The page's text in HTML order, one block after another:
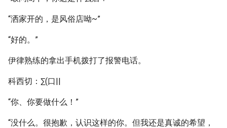
“洒家开的，是风俗店呦~”
“好的。”
伊律熟练的拿出手机拨打了报警电话。
科西切：∑(口||
“你、你要做什么！”
“没什么。很抱歉，认识这样的你。但我还是真诚的希望，